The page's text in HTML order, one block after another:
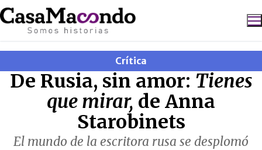
Ir
al
contenido
Buscar:
Crítica
De Rusia, sin amor: Tienes
que mirar, de Anna
Starobinets
El mundo de la escritora rusa se desplomó